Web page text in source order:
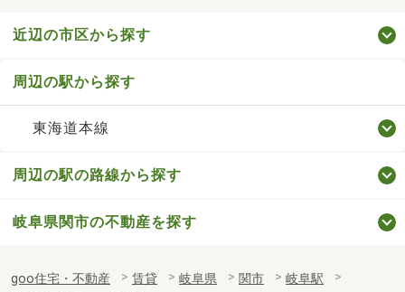
近辺の市区から探す
周辺の駅から探す
東海道本線
周辺の駅の路線から探す
岐阜県関市の不動産を探す
goo住宅・不動産 賃貸 岐阜県 関市
岐阜駅